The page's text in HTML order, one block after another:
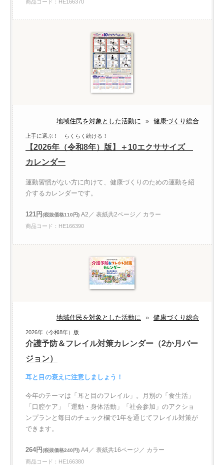
商品コード：HE166370
地域住民を対象とした活動に » 健康づくり総合
上手に選ぶ！ らくらく続ける！
【2026年（令和8年）版】＋10エクササイズ
カレンダー
運動習慣がない方に向けて、健康づくりのための運動を紹
介するカレンダーです。
121円(税抜価格110円) A2／ 表紙共2ページ／ カラー
商品コード：HE166390
地域住民を対象とした活動に » 健康づくり総合
2026年（令和8年）版
介護予防＆フレイル対策カレンダー（2か月バー
ジョン）
耳と目の衰えに注意しましょう！
今年のテーマは「耳と目のフレイル」。月別の「食生活」
「口腔ケア」「運動・身体活動」「社会参加」のアクショ
ンプランと毎日のチェック欄で1年を通じてフレイル対策が
できます。
264円(税抜価格240円) A4／ 表紙共16ページ／ カラー
商品コード：HE166380